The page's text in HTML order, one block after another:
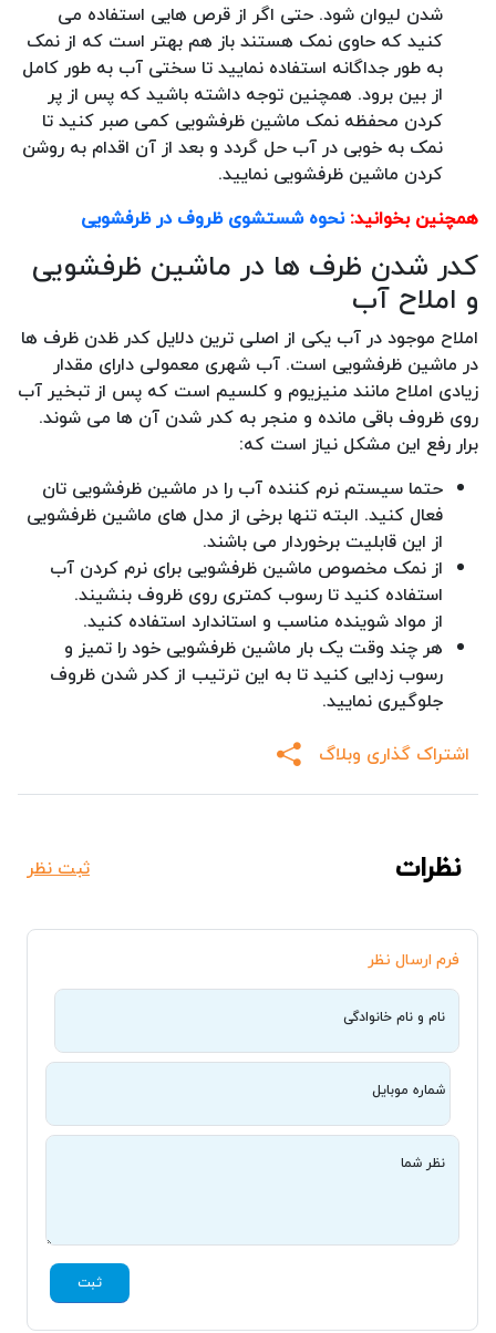
شدن لیوان شود. حتی اگر از قرص هایی استفاده می
کنید که حاوی نمک هستند باز هم بهتر است که از نمک
به طور جداگانه استفاده نمایید تا سختی آب به طور کامل
از بین برود. همچنین توجه داشته باشید که پس از پر
کردن محفظه نمک ماشین ظرفشویی کمی صبر کنید تا
نمک به خوبی در آب حل گردد و بعد از آن اقدام به روشن
کردن ماشین ظرفشویی نمایید.
همچنین بخوانید: نحوه شستشوی ظروف در ظرفشویی
کدر شدن ظرف ها در ماشین ظرفشویی
و املاح آب
املاح موجود در آب یکی از اصلی ترین دلایل کدر ظدن ظرف ها
در ماشین ظرفشویی است. آب شهری معمولی دارای مقدار
زیادی املاح مانند منیزیوم و کلسیم است که پس از تبخیر آب
روی ظروف باقی مانده و منجر به کدر شدن آن ها می شوند.
برار رفع این مشکل نیاز است که:
حتما سیستم نرم کننده آب را در ماشین ظرفشویی تان
فعال کنید. البته تنها برخی از مدل های ماشین ظرفشویی
از این قابلیت برخوردار می باشند.
از نمک مخصوص ماشین ظرفشویی برای نرم کردن آب
استفاده کنید تا رسوب کمتری روی ظروف بنشیند.
از مواد شوینده مناسب و استاندارد استفاده کنید.
هر چند وقت یک بار ماشین ظرفشویی خود را تمیز و
رسوب زدایی کنید تا به این ترتیب از کدر شدن ظروف
جلوگیری نمایید.
اشتراک گذاری وبلاگ
نظرات ثبت نظر
فرم ارسال نظر
نام و نام خانوادگی
شماره موبایل
نظر شما
ثبت